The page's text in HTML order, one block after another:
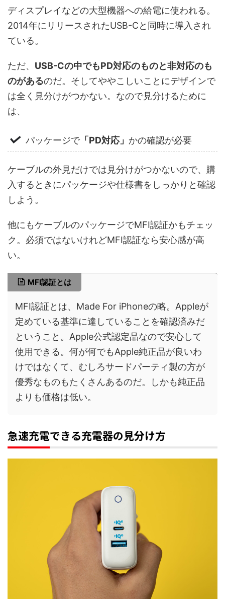
ディスプレイなどの大型機器への給電に使われる。
2014年にリリースされたUSB-Cと同時に導入され
ている。
ただ、 USB-Cの中でもPD対応のものと非対応のも
のがあるのだ。そしてややこしいことにデザインで
は全く見分けがつかない。なので見分けるために
は、
パッケージで「PD対応」 かの確認が必要
ケーブルの外見だけでは見分けがつかないので、購
入するときにパッケージや仕様書をしっかりと確認
しよう。
他にもケーブルのパッケージでMFI認証かもチェッ
ク。必須ではないけれどMFI認証なら安心感が高
い。
MFI認証とは
MFI認証とは、Made For iPhoneの略。Appleが
定めている基準に達していることを確認済みだ
ということ。Apple公式認定品なので安心して
使用できる。何が何でもApple純正品が良いわ
けではなくて、むしろサードパーティ製の方が
優秀なものもたくさんあるのだ。しかも純正品
よりも価格は低い。
急速充電できる充電器の見分け方